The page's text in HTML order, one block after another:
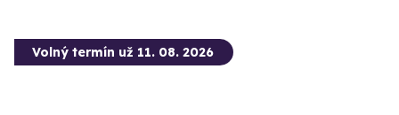
Volný termín už 11. 08. 2026